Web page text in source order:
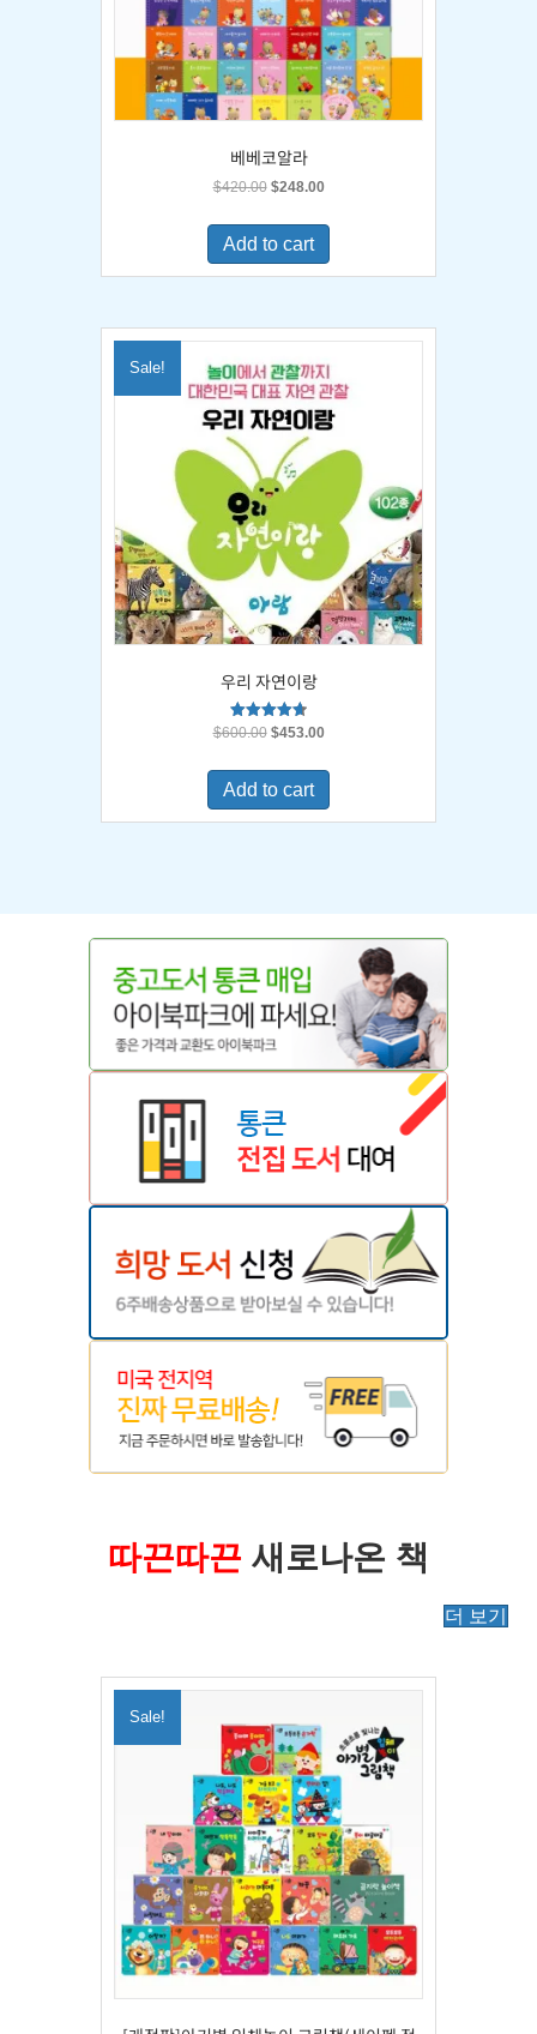
베베코알라
$420.00 Original
was:
$420.00.
$248.00Current
is:
Add to cart
Sale!
우리 자연이랑
Rated
$600.00 Original
was:
$600.00.
$453.00Current
is:
Add to cart
따끈따끈 새로나온 책
더 보기
Sale!